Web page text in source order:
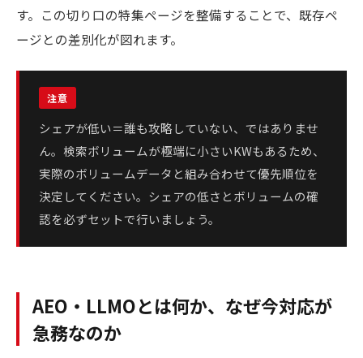
す。この切り口の特集ページを整備することで、既存ペ
ージとの差別化が図れます。
シェアが低い＝誰も攻略していない、ではありませ
ん。検索ボリュームが極端に小さいKWもあるため、
実際のボリュームデータと組み合わせて優先順位を
決定してください。シェアの低さとボリュームの確
認を必ずセットで行いましょう。
AEO・LLMOとは何か、なぜ今対応が
急務なのか